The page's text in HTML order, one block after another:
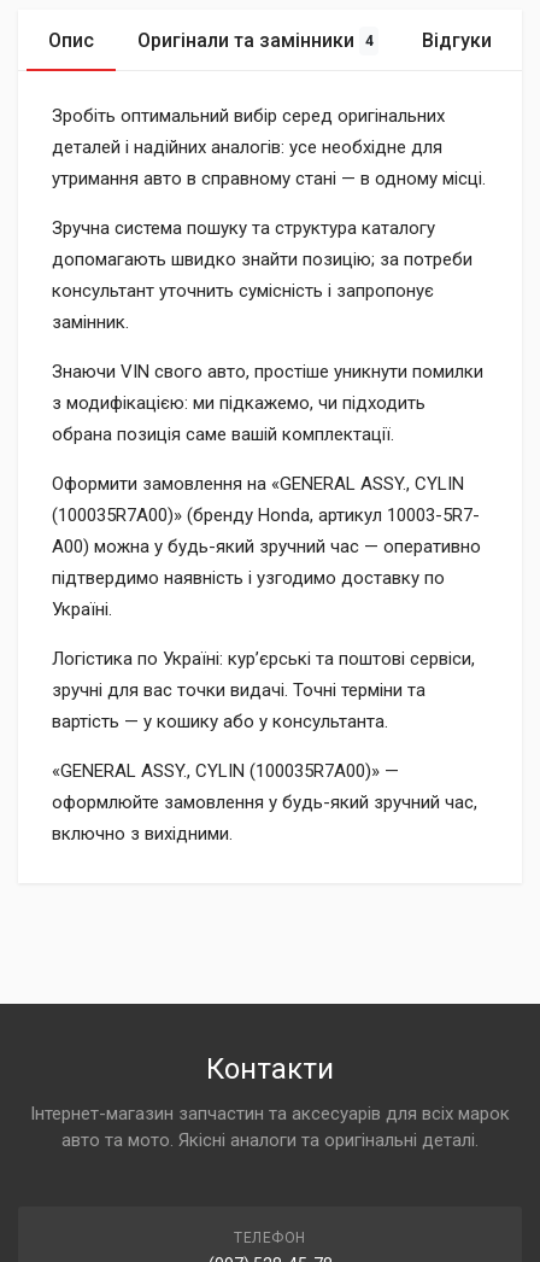
Опис Оригінали та замінники 4 Відгуки
Зробіть оптимальний вибір серед оригінальних
деталей і надійних аналогів: усе необхідне для
утримання авто в справному стані — в одному місці.
Зручна система пошуку та структура каталогу
допомагають швидко знайти позицію; за потреби
консультант уточнить сумісність і запропонує
замінник.
Знаючи VIN свого авто, простіше уникнути помилки
з модифікацією: ми підкажемо, чи підходить
обрана позиція саме вашій комплектації.
Оформити замовлення на «GENERAL ASSY., CYLIN
(100035R7A00)» (бренду Honda, артикул 10003-5R7-
A00) можна у будь-який зручний час — оперативно
підтвердимо наявність і узгодимо доставку по
Україні.
Логістика по Україні: кур’єрські та поштові сервіси,
зручні для вас точки видачі. Точні терміни та
вартість — у кошику або у консультанта.
«GENERAL ASSY., CYLIN (100035R7A00)» —
оформлюйте замовлення у будь-який зручний час,
включно з вихідними.
Контакти
Інтернет-магазин запчастин та аксесуарів для всіх марок
авто та мото. Якісні аналоги та оригінальні деталі.
ТЕЛЕФОН